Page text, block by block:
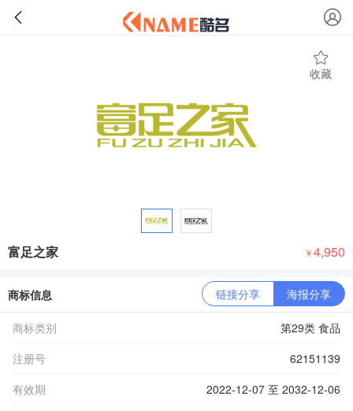
收藏
富足之家 ￥4,950
商标信息 链接分享 海报分享
商标类别
第29类 食品
注册号
62151139
有效期
2022-12-07 至 2032-12-06